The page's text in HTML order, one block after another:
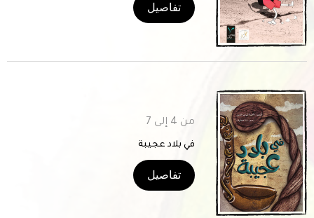
تفاصيل
من 4 إلى 7
في بلاد عجيبة
تفاصيل